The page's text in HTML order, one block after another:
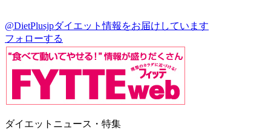
@DietPlusjpダイエット情報をお届けしています
フォローする
ダイエットニュース・特集